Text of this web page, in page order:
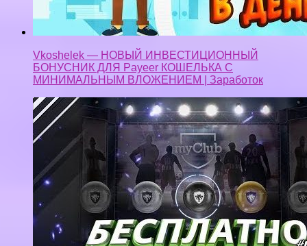
Vkoshelek — НОВЫЙ ИНВЕСТИЦИОННЫЙ
БОНУСНИК ДЛЯ Payeer КОШЕЛЬКА С
МИНИМАЛЬНЫМ ВЛОЖЕНИЕМ | Заработок